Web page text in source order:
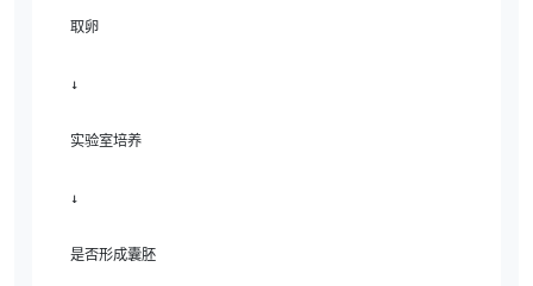
取卵
↓
实验室培养
↓
是否形成囊胚